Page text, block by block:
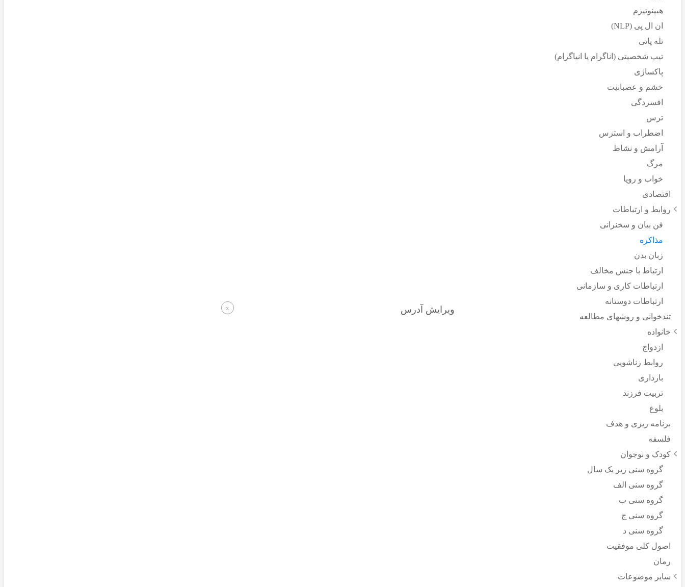
هیپنوتیزم
ان ال پی (NLP)
تله پاتی
تیپ شخصیتی (اناگرام یا انیاگرام)
پاکسازی
خشم و عصبانیت
افسردگی
ترس
اضطراب و استرس
آرامش و نشاط
مرگ
خواب و رویا
اقتصادی
روابط و ارتباطات
فن بیان و سخنرانی
مذاکره
زبان بدن
ارتباط با جنس مخالف
ارتباطات کاری و سازمانی
ارتباطات دوستانه
تندخوانی و روشهای مطالعه
خانواده
ازدواج
روابط زناشویی
بارداری
تربیت فرزند
بلوغ
برنامه ریزی و هدف
فلسفه
کودک و نوجوان
گروه سنی زیر یک سال
گروه سنی الف
گروه سنی ب
گروه سنی ج
گروه سنی د
اصول کلی موفقیت
رمان
سایر موضوعات
ویرایش آدرس x